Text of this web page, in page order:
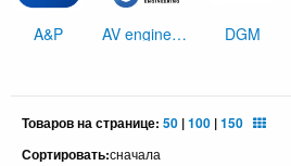
A&P AV engineering DGM
Товаров на странице: 50 |100 |150
Сортировать:сначала